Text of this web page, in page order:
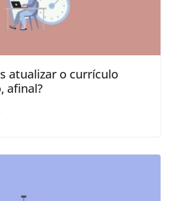
atualizar o currículo
afinal?